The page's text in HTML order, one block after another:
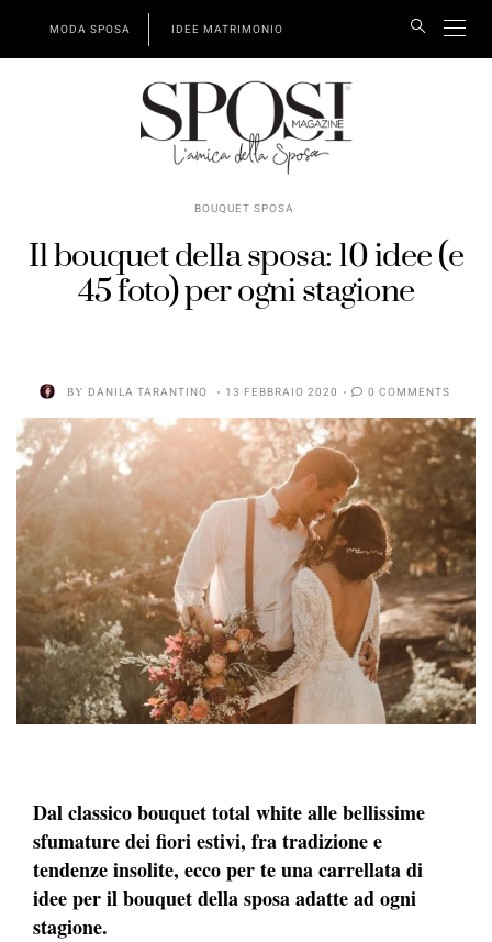
MODA SPOSA IDEE MATRIMONIO
BOUQUET SPOSA
Il bouquet della sposa: 10 idee (e
45 foto) per ogni stagione
BY DANILA TARANTINO 13 FEBBRAIO 2020 0 COMMENTS
Dal classico bouquet total white alle bellissime
sfumature dei fiori estivi, fra tradizione e
tendenze insolite, ecco per te una carrellata di
idee per il bouquet della sposa adatte ad ogni
stagione.